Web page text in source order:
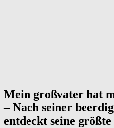
Mein großvater hat
– Nach seiner
entdeckt seine